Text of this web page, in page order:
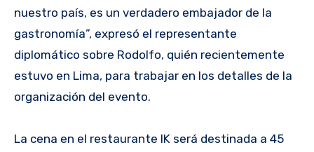
nuestro país, es un verdadero embajador de la
gastronomía”, expresó el representante
diplomático sobre Rodolfo, quién recientemente
estuvo en Lima, para trabajar en los detalles de la
organización del evento.
La cena en el restaurante IK será destinada a 45